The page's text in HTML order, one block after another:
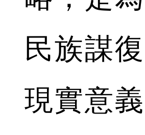
民族謀
現實意